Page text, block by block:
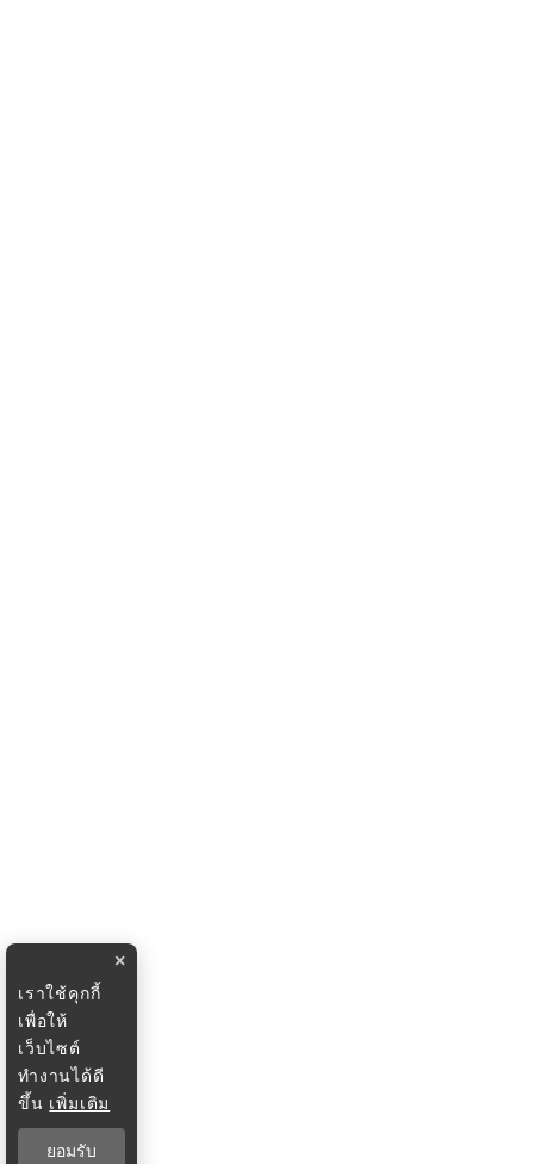
×
เราใช้คุกกี้
เพื่อให้
เว็บไซต์
ทำงานได้ดี
ขึ้น เพิ่มเติม
ยอมรับ